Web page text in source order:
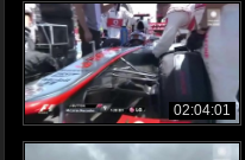
02:04:01